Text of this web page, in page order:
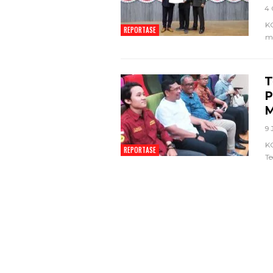
REPORTASE
4
REPORTASE
9
Pemkot Siapkan TPST
Tegalega Untuk Produksi